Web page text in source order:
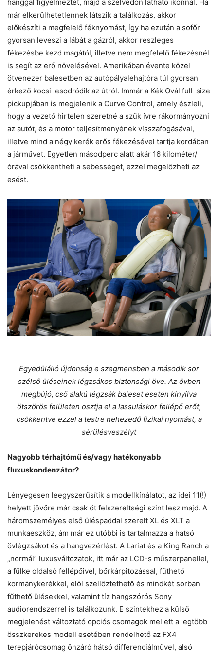
hanggal figyelmeztet, majd a szélvédőn látható ikonnal. Ha
már elkerülhetetlennek látszik a találkozás, akkor
előkészíti a megfelelő féknyomást, így ha ezután a sofőr
gyorsan leveszi a lábát a gázról, akkor részleges
fékezésbe kezd magától, illetve nem megfelelő fékezésnél
is segít az erő növelésével. Amerikában évente közel
ötvenezer balesetben az autópályalehajtóra túl gyorsan
érkező kocsi lesodródik az útról. Immár a Kék Ovál full-size
pickupjában is megjelenik a Curve Control, amely észleli,
hogy a vezető hirtelen szeretné a szűk ívre rákormányozni
az autót, és a motor teljesítményének visszafogásával,
illetve mind a négy kerék erős fékezésével tartja kordában
a járművet. Egyetlen másodperc alatt akár 16 kilométer/
órával csökkentheti a sebességet, ezzel megelőzheti az
esést.
Egyedülálló újdonság e szegmensben a második sor
szélső üléseinek légzsákos biztonsági öve. Az övben
megbújó, cső alakú légzsák baleset esetén kinyílva
ötszörös felületen osztja el a lassuláskor fellépő erőt,
csökkentve ezzel a testre nehezedő fizikai nyomást, a
sérülésveszélyt
Nagyobb térhajtómű és/vagy hatékonyabb
fluxuskondenzátor?
Lényegesen leegyszerűsítik a modellkínálatot, az idei 11(!)
helyett jövőre már csak öt felszereltségi szint lesz majd. A
háromszemélyes első üléspaddal szerelt XL és XLT a
munkaeszköz, ám már ez utóbbi is tartalmazza a hátsó
övlégzsákot és a hangvezérlést. A Lariat és a King Ranch a
„normál” luxusváltozatok, itt már az LCD-s műszerpanellel,
a fülke oldalsó fellépőivel, bőrkárpitozással, fűthető
kormánykerékkel, elöl szellőztethető és mindkét sorban
fűthető ülésekkel, valamint tíz hangszórós Sony
audiorendszerrel is találkozunk. E szintekhez a külső
megjelenést változtató opciós csomagok mellett a legtöbb
összkerekes modell esetében rendelhető az FX4
terepjárócsomag önzáró hátsó differenciálművel, alsó